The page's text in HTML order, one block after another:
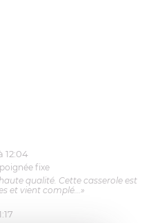
12:04
fixe
qualité. Cette casserole est
et vient complé...»